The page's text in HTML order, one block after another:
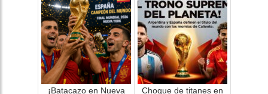
¡Batacazo en Nueva
Choque de titanes en